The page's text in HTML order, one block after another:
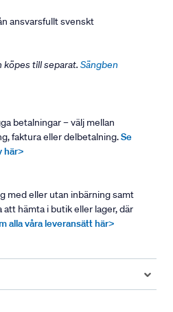
ansvarsfullt svenskt
köpes till separat. Sängben
betalningar – välj mellan
faktura eller delbetalning.Se
här>
med eller utan inbärning samt
hämta i butik eller lager, där
alla våra leveransätt här>